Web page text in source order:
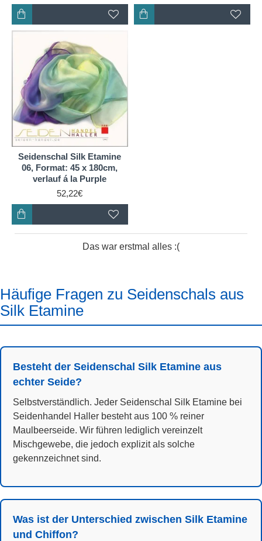
Seidenschal Silk Etamine
06, Format: 45 x 180cm,
verlauf á la Purple
52,22€
Das war erstmal alles :(
Häufige Fragen zu Seidenschals aus
Silk Etamine
Besteht der Seidenschal Silk Etamine aus
echter Seide?
Selbstverständlich. Jeder Seidenschal Silk Etamine bei
Seidenhandel Haller besteht aus 100 % reiner
Maulbeerseide. Wir führen lediglich vereinzelt
Mischgewebe, die jedoch explizit als solche
gekennzeichnet sind.
Was ist der Unterschied zwischen Silk Etamine
und Chiffon?